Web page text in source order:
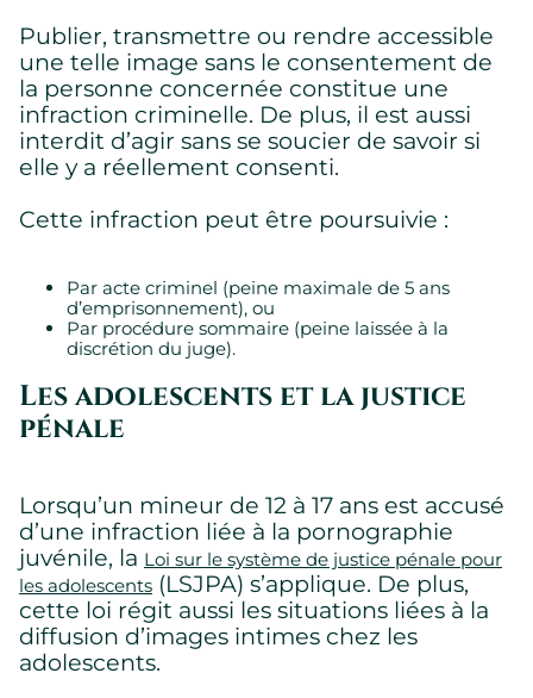
Publier, transmettre ou rendre accessible
une telle image sans le consentement de
la personne concernée constitue une
infraction criminelle. De plus, il est aussi
interdit d’agir sans se soucier de savoir si
elle y a réellement consenti.
Cette infraction peut être poursuivie :
Par acte criminel (peine maximale de 5 ans
d’emprisonnement), ou
Par procédure sommaire (peine laissée à la
discrétion du juge).
Les adolescents et la justice
pénale
Lorsqu’un mineur de 12 à 17 ans est accusé
d’une infraction liée à la pornographie
juvénile, la Loi sur le système de justice pénale pour
les adolescents (LSJPA) s’applique. De plus,
cette loi régit aussi les situations liées à la
diffusion d’images intimes chez les
adolescents.
Paramètres des témoins
Nous utilisons des témoins sur ce site Web. Certains sont
essentiels, d’autres ne le sont pas.
Veuillez consulter notrepolitique de confidentialitépour savoir
comment nous collectons, utilisons et protégeons vos
renseignements personnels lorsque vous visitez notre site
Témoins requis permettant au site de fonctionner
correctement.
Montrer les détails des témoins